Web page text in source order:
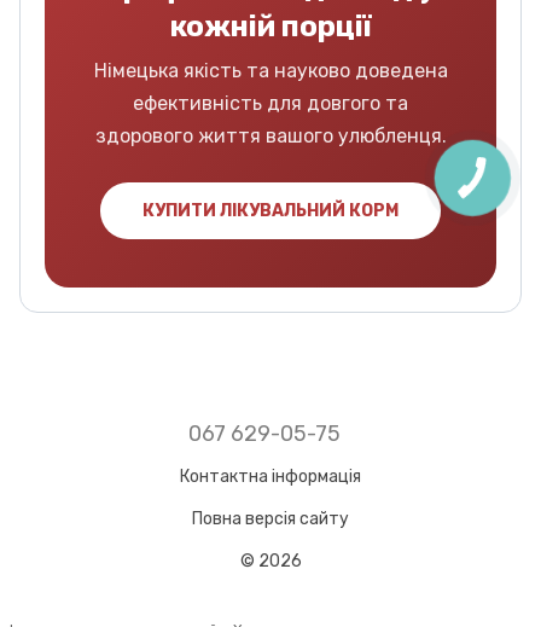
кожній порції
Німецька якість та науково доведена
ефективність для довгого та
здорового життя вашого улюбленця.
КУПИТИ ЛІКУВАЛЬНИЙ КОРМ
067 629-05-75
Контактна інформація
Повна версія сайту
© 2026